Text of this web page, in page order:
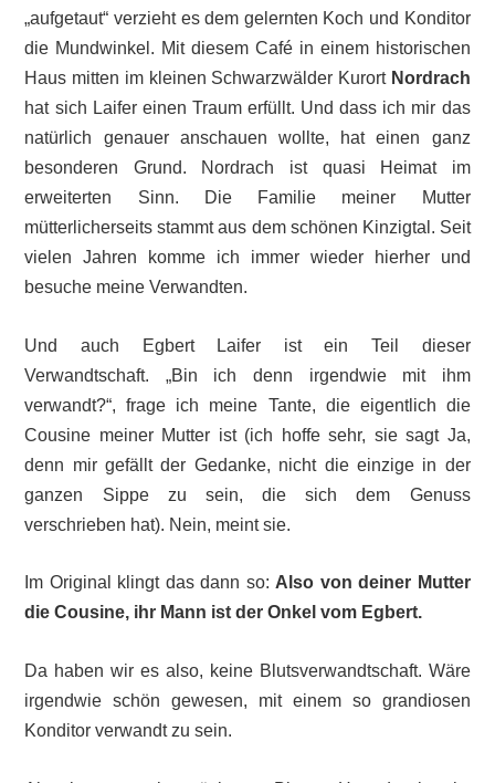
„aufgetaut“ verzieht es dem gelernten Koch und Konditor
die Mundwinkel. Mit diesem Café in einem historischen
Haus mitten im kleinen Schwarzwälder Kurort Nordrach
hat sich Laifer einen Traum erfüllt. Und dass ich mir das
natürlich genauer anschauen wollte, hat einen ganz
besonderen Grund. Nordrach ist quasi Heimat im
erweiterten Sinn. Die Familie meiner Mutter
mütterlicherseits stammt aus dem schönen Kinzigtal. Seit
vielen Jahren komme ich immer wieder hierher und
besuche meine Verwandten.
Und auch Egbert Laifer ist ein Teil dieser
Verwandtschaft. „Bin ich denn irgendwie mit ihm
verwandt?“, frage ich meine Tante, die eigentlich die
Cousine meiner Mutter ist (ich hoffe sehr, sie sagt Ja,
denn mir gefällt der Gedanke, nicht die einzige in der
ganzen Sippe zu sein, die sich dem Genuss
verschrieben hat). Nein, meint sie.
Im Original klingt das dann so: Also von deiner Mutter
die Cousine, ihr Mann ist der Onkel vom Egbert.
Da haben wir es also, keine Blutsverwandtschaft. Wäre
irgendwie schön gewesen, mit einem so grandiosen
Konditor verwandt zu sein.